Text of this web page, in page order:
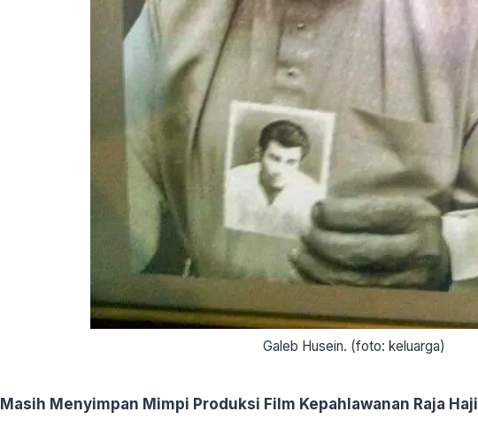
Galeb Husein. (foto: keluarga)
Masih Menyimpan Mimpi Produksi Film Kepahlawanan Raja Haji